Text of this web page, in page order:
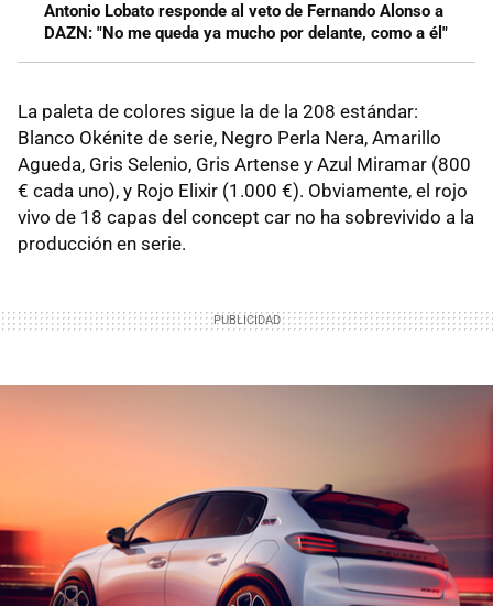
Antonio Lobato responde al veto de Fernando Alonso a
DAZN: "No me queda ya mucho por delante, como a él"
La paleta de colores sigue la de la 208 estándar:
Blanco Okénite de serie, Negro Perla Nera, Amarillo
Agueda, Gris Selenio, Gris Artense y Azul Miramar (800
€ cada uno), y Rojo Elixir (1.000 €). Obviamente, el rojo
vivo de 18 capas del concept car no ha sobrevivido a la
producción en serie.